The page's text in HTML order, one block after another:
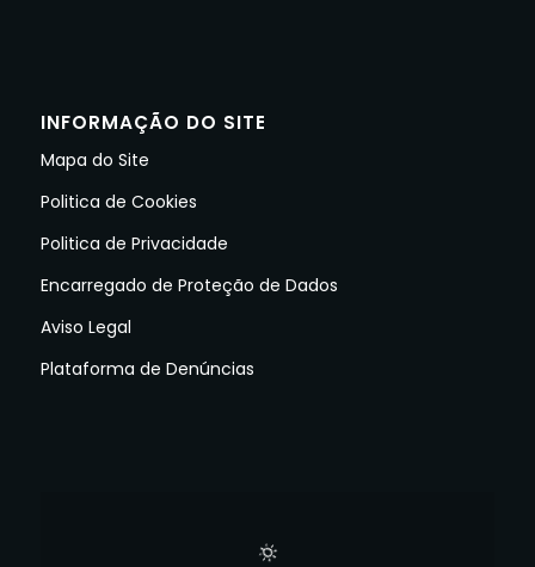
INFORMAÇÃO DO SITE
Mapa do Site
Politica de Cookies
Politica de Privacidade
Encarregado de Proteção de Dados
Aviso Legal
Plataforma de Denúncias